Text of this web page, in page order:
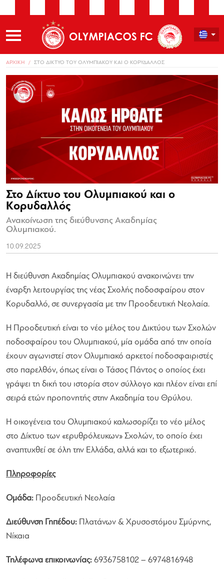
ΑΡΧΙΚΗ ΣΤΟ ΔΙΚΤΥΟ ΤΟΥ ΟΛΥΜΠΙΑΚΟΥ ΚΑΙ Ο ΚΟΡΥΔΑΛΛΟΣ
Στο Δίκτυο του Ολυμπιακού και ο
Κορυδαλλός
Ανακοίνωση της διεύθυνσης Ακαδημίας
Ολυμπιακού.
10.09.2025
Η διεύθυνση Ακαδημίας Ολυμπιακού ανακοινώνει την
έναρξη λειτουργίας της νέας Σχολής ποδοσφαίρου στον
Κορυδαλλό, σε συνεργασία με την Προοδευτική Νεολαία.
Η Προοδευτική είναι το νέο μέλος του Δικτύου των Σχολών
ποδοσφαίρου του Ολυμπιακού, μία ομάδα από την οποία
έχουν αγωνιστεί στον Ολυμπιακό αρκετοί ποδοσφαιριστές
στο παρελθόν, όπως είναι ο Τάσος Πάντος ο οποίος έχει
γράψει τη δική του ιστορία στον σύλλογο και πλέον είναι επί
σειρά ετών προπονητής στην Ακαδημία του Θρύλου.
Η οικογένεια του Ολυμπιακού καλωσορίζει το νέο μέλος
στο Δίκτυο των «ερυθρόλευκων» Σχολών, το οποίο έχει
αναπτυχθεί σε όλη την Ελλάδα, αλλά και το εξωτερικό.
Πληροφορίες
Ομάδα: Προοδευτική Νεολαία
Διεύθυνση Γηπέδου: Πλατάνων & Χρυσοστόμου Σμύρνης,
Νίκαια
Τηλέφωνα επικοινωνίας: 6936758102 – 6974816948